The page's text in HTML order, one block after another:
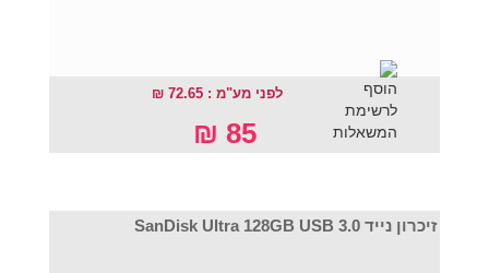
לפני מע"מ : 72.65 ₪
85 ₪
זיכרון נייד SanDisk Ultra 128GB USB 3.0